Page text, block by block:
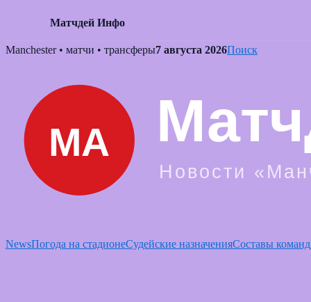
Матчдей Инфо
Skip
Manchester • матчи • трансферы7 августа 2026Поиск
NewsПогода на стадионеСудейские назначенияСоставы команд